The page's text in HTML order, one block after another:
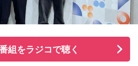
ベートでも、その男性を信頼してい
でも、男性は独身生活をアピールする
いました。私は隣に大切な彼女がい
いませんでした。私はどうやって前
、このまま暗い雰囲気のまま仕事を
。アドバイスをいただきたいです。
組をラジコで聴く